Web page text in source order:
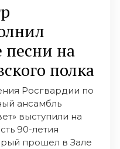
песни на
полка
Росгвардии по
ансамбль
выступили на
90-летия
прошел в Зале